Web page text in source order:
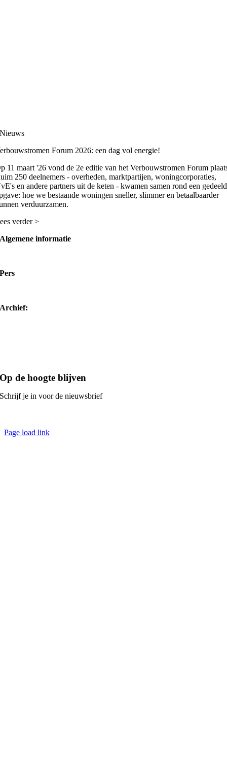
Nieuws
Forum 2026: een dag vol energie!
11 maart '26 vond de 2e editie van het Verbouwstromen Forum
250 deelnemers - overheden, marktpartijen, woningcorporaties,
en andere partners uit de keten - kwamen samen rond een
hoe we bestaande woningen sneller, slimmer en betaalbaarder
verduurzamen.
verder >
Algemene informatie
Pers
Archief:
Op de hoogte blijven
Schrijf je in voor de nieuwsbrief
Page load link